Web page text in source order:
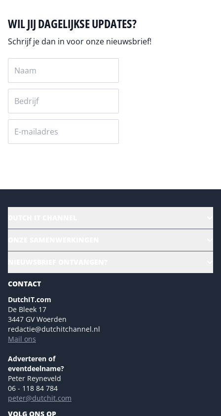
WIL JIJ DAGELIJKSE UPDATES?
Schrijf je dan in voor onze nieuwsbrief!
Magazines
Marketingmogelijkheden 2026
Eventmogelijkheden 2026
Advertising opportunities 2026 ENG
Event opportunities 2026 ENG
NL Digital
Versturen
CONTACT
DutchIT.com
De Bleek 17
3447 GV Woerden
redactie@dutchitchannel.nl
Mail ons
Adverteren of
eventdeelname?
Peter Reyneveld
06 - 118 84 784
peter@dutchit.com
VOLG ONS OP